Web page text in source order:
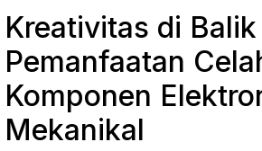
Kreativitas di Balik
Pemanfaatan
Komponen
Mekanikal